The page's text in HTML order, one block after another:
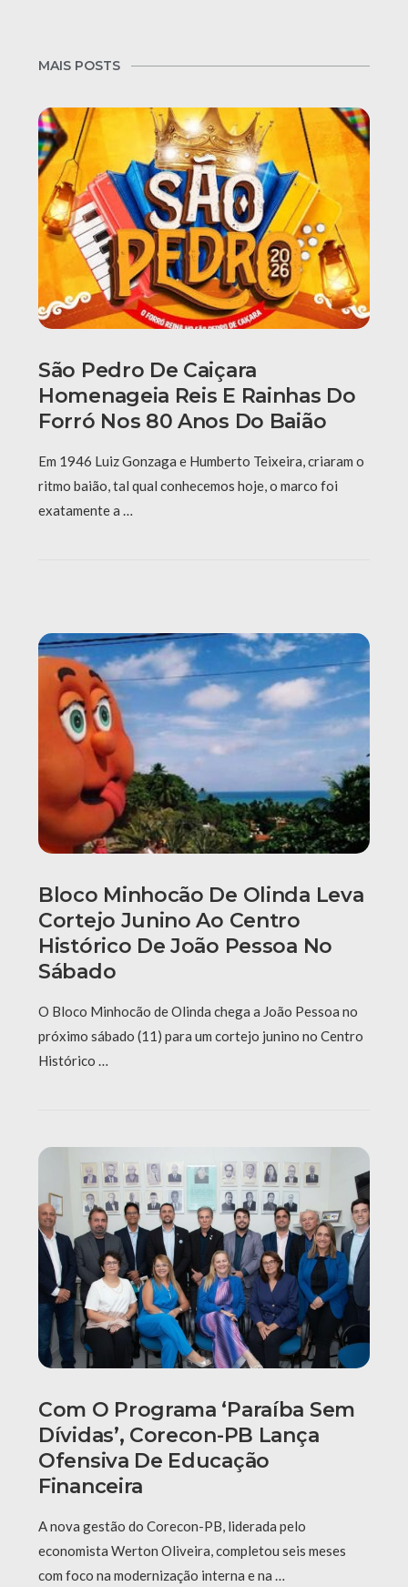
MAIS POSTS
São Pedro De Caiçara
Homenageia Reis E Rainhas Do
Forró Nos 80 Anos Do Baião
Em 1946 Luiz Gonzaga e Humberto Teixeira, criaram o
ritmo baião, tal qual conhecemos hoje, o marco foi
exatamente a …
Bloco Minhocão De Olinda Leva
Cortejo Junino Ao Centro
Histórico De João Pessoa No
Sábado
O Bloco Minhocão de Olinda chega a João Pessoa no
próximo sábado (11) para um cortejo junino no Centro
Histórico …
Com O Programa ‘Paraíba Sem
Dívidas’, Corecon-PB Lança
Ofensiva De Educação
Financeira
A nova gestão do Corecon-PB, liderada pelo
economista Werton Oliveira, completou seis meses
com foco na modernização interna e na …